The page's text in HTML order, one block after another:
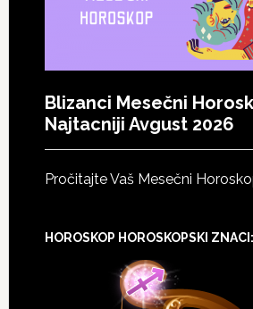
Blizanci Mesečni
Najtacniji Avgust 2026
Pročitajte Vaš Mesečni
HOROSKOP HOROSKOPSKI ZNACI: